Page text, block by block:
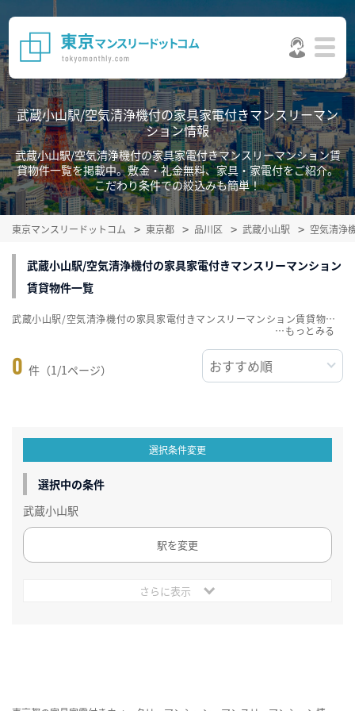
武蔵小山駅/空気清浄機付の家具家電付きマンスリーマン
ション情報
武蔵小山駅/空気清浄機付の家具家電付きマンスリーマンション賃
貸物件一覧を掲載中。敷金・礼金無料、家具・家電付をご紹介。
こだわり条件での絞込みも簡単！
東京マンスリードットコム 東京都 品川区 武蔵小山駅 空気清浄
武蔵小山駅/空気清浄機付の家具家電付きマンスリーマンション
賃貸物件一覧
0 件（1/1ページ）
武蔵小山駅/空気清浄機付の家具家電付きマンスリーマンション賃貸物件一覧を掲載中。敷金・礼金無料、家具・家電付をご紹介。こだわり条件での絞込みも簡単！
…
選択条件変更
選択中の条件
武蔵小山駅
駅を変更
さらに表示